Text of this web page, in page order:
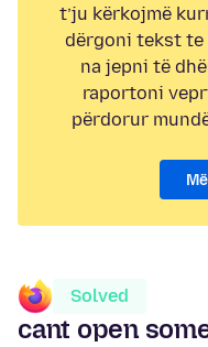
t’ju kërkojmë
dërgoni tekst te
na jepni të
raportoni
përdorur
Solved
cant open